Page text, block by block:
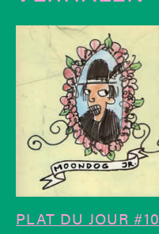
PLAT DU JOUR #10